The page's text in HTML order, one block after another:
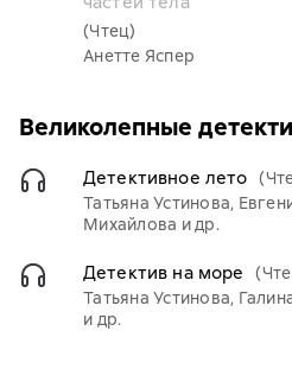
(Чтец)
Анетте Яспер
Великолепные
Детективное лето
Татьяна Устинова,
Михайлова и др.
Детектив на море
Татьяна Устинова,
и др.